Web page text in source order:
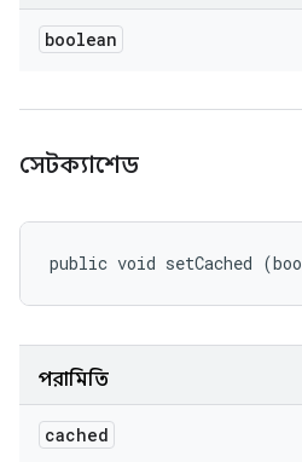
boolean
সেটক্যাশেড
public void setCached
পরামিতি
cached